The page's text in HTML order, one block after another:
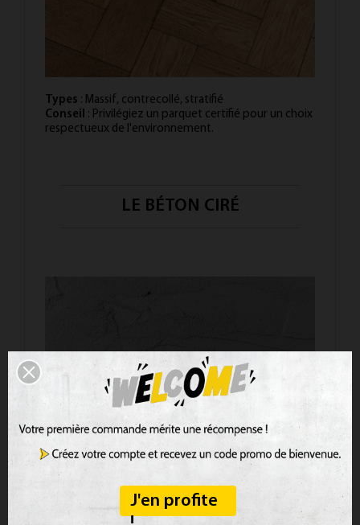
Types : Massif, contrecollé, stratifié
Conseil : Privilégiez un parquet certifié pour un choix
respectueux de l'environnement.
LE BÉTON CIRÉ
Avantages :
Écologiques, confortables, isolants.
: Les lofts ou intérieurs design.
J'en profite